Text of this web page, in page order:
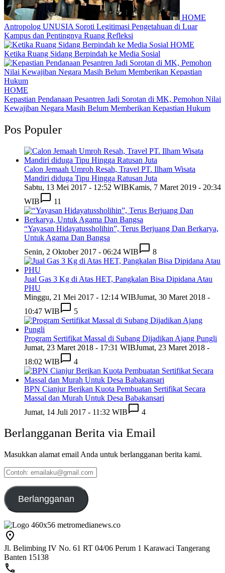
HOME
Antropolog UNUSIA Soroti Legitimasi Pengetahuan di Luar
Kampus dan Pentingnya Ruang Refleksi
HOME
Ketika Ruang Sidang Berpindah ke Media Sosial
HOME
Kepastian Pendanaan Pesantren Jadi Sorotan di MK, Pemohon Nilai
Kewajiban Negara Masih Belum Memberikan Kepastian Hukum
Pos Populer
Calon Jemaah Umroh Resah, Travel PT. Ilham Wisata
Mandiri diduga Tipu Hingga Ratusan Juta
Sabtu, 13 Mei 2017 - 12:52 WIBKamis, 7 Maret 2019 - 20:34
WIB
11
“Yayasan Hidayatussholihin”, Terus Berjuang Dan Berkarya,
Untuk Agama Dan Bangsa
Senin, 2 Oktober 2017 - 06:24 WIB
8
Jual Gas 3 Kg di Atas HET, Pangkalan Bisa Dipidana Atau
PHU
Minggu, 21 Mei 2017 - 12:14 WIBJumat, 30 Maret 2018 -
10:47 WIB
5
Program Sertifikat Massal di Subang Dijadikan Ajang Pungli
Jumat, 23 Maret 2018 - 17:31 WIBJumat, 23 Maret 2018 -
18:02 WIB
4
BPN Cianjur Berikan Kuota Pembuatan Sertifikat Secara
Massal dan Murah Untuk Desa Babakansari
Jumat, 14 Juli 2017 - 11:32 WIB
4
Berlangganan Berita via Email
Masukkan alamat email Anda untuk berlangganan berita kami.
Contoh:
emailaku@gmail.com
Berlangganan
Jl. Belimbing IV No. 61 RT 04/06 Perum 1 Karawaci Tangerang
Banten 15138